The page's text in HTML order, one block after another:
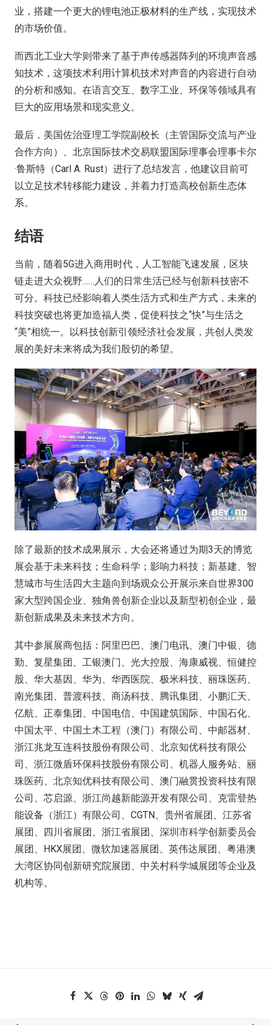
业，搭建一个更大的锂电池正极材料的生产线，实现技术
的市场价值。
而西北工业大学则带来了基于声传感器阵列的环境声音感
知技术，这项技术利用计算机技术对声音的内容进行自动
的分析和感知。在语言交互、数字工业、环保等领域具有
巨大的应用场景和现实意义。
最后，美国佐治亚理工学院副校长（主管国际交流与产业
合作方向）、北京国际技术交易联盟国际理事会理事卡尔
·鲁斯特（Carl A. Rust）进行了总结发言，他建议目前可
以立足技术转移能力建设，并着力打造高校创新生态体
系。
结语
当前，随着5G进入商用时代，人工智能飞速发展，区块
链走进大众视野……人们的日常生活已经与创新科技密不
可分。科技已经影响着人类生活方式和生产方式，未来的
科技突破也将更加造福人类，促使科技之“快”与生活之
“美”相统一。以科技创新引领经济社会发展，共创人类发
展的美好未来将成为我们殷切的希望。
除了最新的技术成果展示，大会还将通过为期3天的博览
展会基于未来科技；生命科学；影响力科技；新基建、智
慧城市与生活四大主题向到场观众公开展示来自世界300
家大型跨国企业、独角兽创新企业以及新型初创企业，最
新创新成果及未来技术方向。
其中参展展商包括：阿里巴巴、澳门电讯、澳门中银、德
勤、复星集团、工银澳门、光大控股、海康威视、恒健控
股、华大基因、华为、华西医院、极米科技、丽珠医药、
南光集团、普渡科技、商汤科技、腾讯集团、小鹏汇天、
亿航、正泰集团、中国电信、中国建筑国际、中国石化、
中国太平、中国土木工程（澳门）有限公司、中邮器材、
浙江兆龙互连科技股份有限公司、北京知优科技有限公
司、浙江微盾环保科技股份有限公司、机器人服务站、丽
珠医药、北京知优科技有限公司、澳门融贯投资科技有限
公司、芯启源、浙江尚越新能源开发有限公司、克雷登热
能设备（浙江）有限公司、CGTN、贵州省展团、江苏省
展团、四川省展团、浙江省展团、深圳市科学创新委员会
展团、HKX展团、微软加速器展团、英伟达展团、粤港澳
大湾区协同创新研究院展团、中关村科学城展团等企业及
机构等。